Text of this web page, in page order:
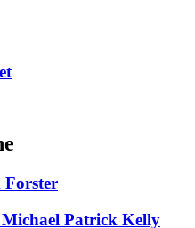
Forster
Patrick Kelly